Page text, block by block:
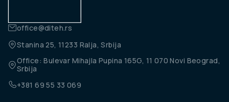
office@diteh.rs
Stanina 25, 11233 Ralja, Srbija
Office: Bulevar Mihajla Pupina 165G, 11 070 Novi Beograd,
Srbija
+381 69 55 33 069